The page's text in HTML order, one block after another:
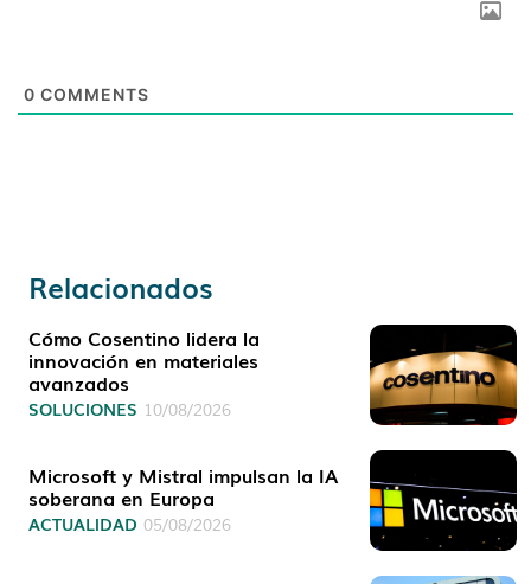
0 COMMENTS
Relacionados
Cómo Cosentino lidera la
innovación en materiales
avanzados
SOLUCIONES 10/08/2026
Microsoft y Mistral impulsan la IA
soberana en Europa
ACTUALIDAD 05/08/2026